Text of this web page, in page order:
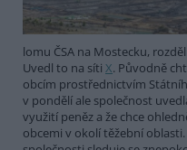
lomu ČSA na Mostecku,
Uvedl to na síti X. Původně
obcím prostřednictvím
v pondělí ale společnost
využití peněz a že chce
obcemi v okolí těžební